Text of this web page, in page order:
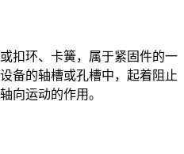
扣环、卡簧，属于紧固件的一
备的轴槽或孔槽中，起着阻止
向运动的作用。